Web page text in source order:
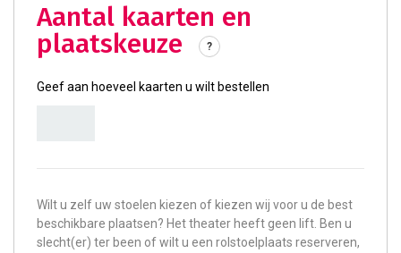
aantal kaarten en
plaatskeuze
?
Geef aan hoeveel kaarten u wilt bestellen
Wilt u zelf uw stoelen kiezen of kiezen wij voor u de best
beschikbare plaatsen? Het theater heeft geen lift. Ben u
slecht(er) ter been of wilt u een rolstoelplaats reserveren,